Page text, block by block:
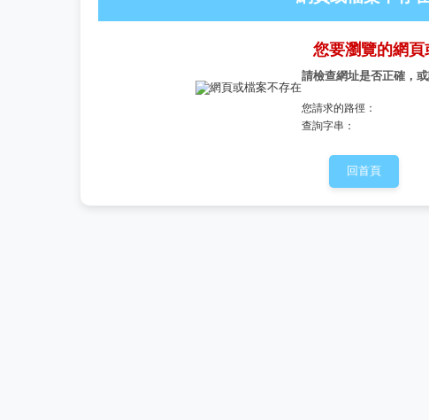
您要瀏覽的網
請檢查網址是否正確，
您請求的路徑：
查詢字串：
回首頁